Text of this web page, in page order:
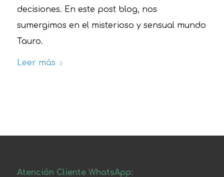
decisiones. En este post blog, nos
sumergimos en el misterioso y sensual mundo
Tauro.
Leer más
Atención Cliente WhatsApp: